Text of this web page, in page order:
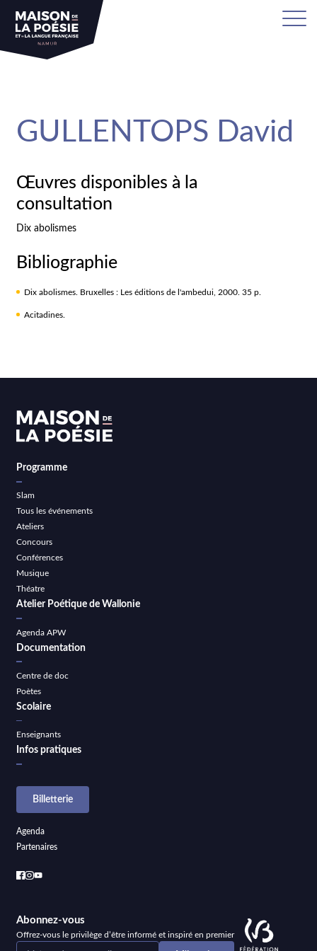
GULLENTOPS David
Œuvres disponibles à la
consultation
Dix abolismes
Bibliographie
Dix abolismes. Bruxelles : Les éditions de l'ambedui, 2000. 35 p.
Acitadines.
Programme
Slam
Tous les événements
Ateliers
Concours
Conférences
Musique
Théatre
Atelier Poétique de Wallonie
Agenda APW
Documentation
Centre de doc
Poètes
Scolaire
Enseignants
Infos pratiques
Billetterie
Agenda
Partenaires
Abonnez-vous
Offrez-vous le privilège d’être informé et inspiré en premier